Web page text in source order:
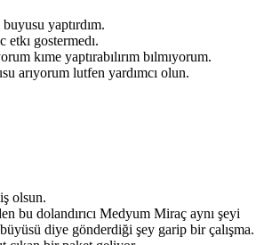
yaptırdım.
etkı gostermedı.
kıme yaptırabılırım bılmıyorum.
arıyorum lutfen yardımcı olun.
olsun.
bu dolandırıcı Medyum Miraç aynı şeyi
diye gönderdiği şey garip bir çalışma.